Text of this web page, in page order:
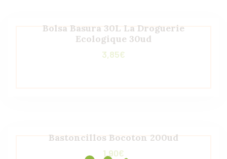
Bolsa Basura 30L La Droguerie
Ecologique 30ud
3,85€
Bastoncillos Bocoton 200ud
1,90€